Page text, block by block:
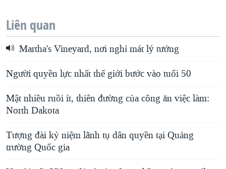
Liên quan
Martha's Vineyard, nơi nghỉ mát lý tưởng
Người quyền lực nhất thế giới bước vào tuổi 50
Mật nhiều ruồi ít, thiên đường của công ăn việc làm:
North Dakota
Tượng đài kỷ niệm lãnh tụ dân quyền tại Quảng
trường Quốc gia